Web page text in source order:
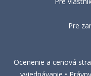
Pre
Ocenenie a cenová
vyjednávanie •